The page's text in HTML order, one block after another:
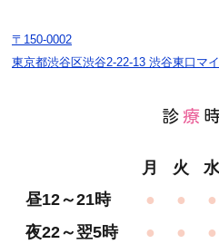
〒150-0002
東京都渋谷区渋谷2-22-13 渋谷東口マ
診 療
月 火 水
昼12～21時
● ● ●
夜22～翌5時
● ● ●